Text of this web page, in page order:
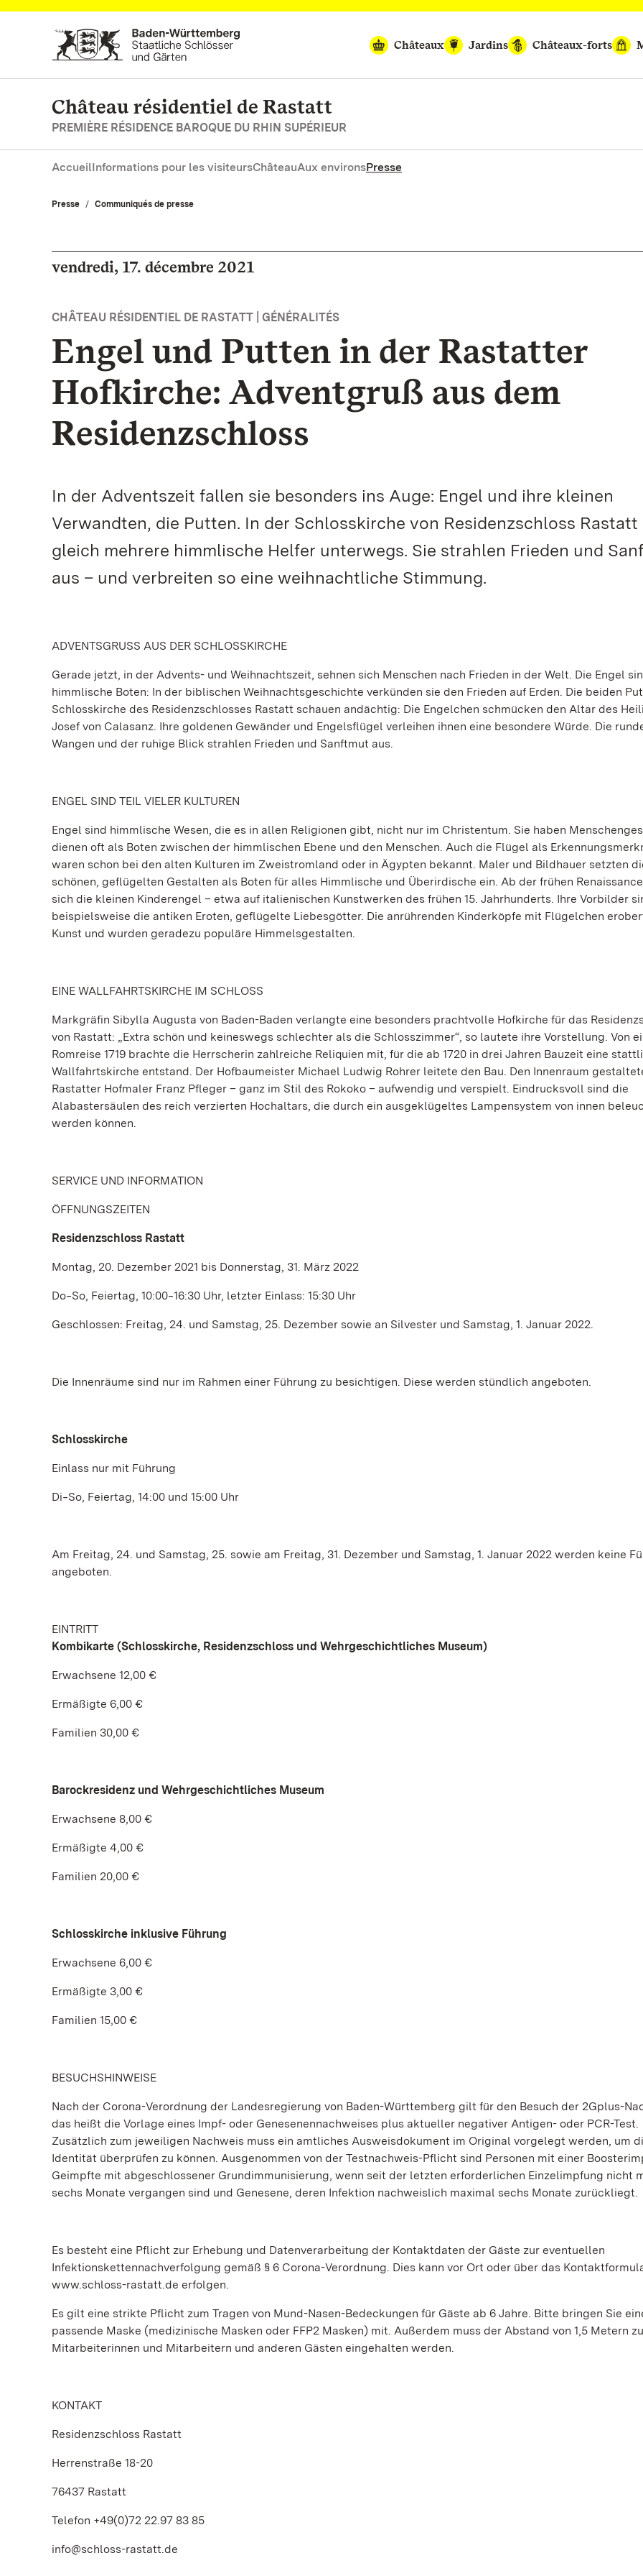
Vers la page d’accueil
Châteaux
Jardins Châteaux-forts
Château résidentiel de Rastatt
PREMIÈRE RÉSIDENCE BAROQUE DU RHIN SUPÉRIEUR
AccueilInformations pour les visiteursChâteauAux environsPresse
Presse Communiqués de presse
vendredi, 17. décembre 2021
CHÂTEAU RÉSIDENTIEL DE RASTATT | GÉNÉRALITÉS
Engel und Putten in der Rastatter
Hofkirche: Adventgruß aus dem
Residenzschloss
In der Adventszeit fallen sie besonders ins Auge: Engel und ihre kleinen
Verwandten, die Putten. In der Schlosskirche von Residenzschloss Rastatt
gleich mehrere himmlische Helfer unterwegs. Sie strahlen Frieden und
aus – und verbreiten so eine weihnachtliche Stimmung.
ADVENTSGRUSS AUS DER SCHLOSSKIRCHE
Gerade jetzt, in der Advents- und Weihnachtszeit, sehnen sich Menschen nach Frieden in der Welt. Die Engel
himmlische Boten: In der biblischen Weihnachtsgeschichte verkünden sie den Frieden auf Erden. Die beiden
Schlosskirche des Residenzschlosses Rastatt schauen andächtig: Die Engelchen schmücken den Altar des
Josef von Calasanz. Ihre goldenen Gewänder und Engelsflügel verleihen ihnen eine besondere Würde. Die
Wangen und der ruhige Blick strahlen Frieden und Sanftmut aus.
ENGEL SIND TEIL VIELER KULTUREN
Engel sind himmlische Wesen, die es in allen Religionen gibt, nicht nur im Christentum. Sie haben
dienen oft als Boten zwischen der himmlischen Ebene und den Menschen. Auch die Flügel als
waren schon bei den alten Kulturen im Zweistromland oder in Ägypten bekannt. Maler und Bildhauer setzten
schönen, geflügelten Gestalten als Boten für alles Himmlische und Überirdische ein. Ab der frühen
sich die kleinen Kinderengel – etwa auf italienischen Kunstwerken des frühen 15. Jahrhunderts. Ihre Vorbilder
beispielsweise die antiken Eroten, geflügelte Liebesgötter. Die anrührenden Kinderköpfe mit Flügelchen
Kunst und wurden geradezu populäre Himmelsgestalten.
EINE WALLFAHRTSKIRCHE IM SCHLOSS
Markgräfin Sibylla Augusta von Baden-Baden verlangte eine besonders prachtvolle Hofkirche für das
von Rastatt: „Extra schön und keineswegs schlechter als die Schlosszimmer“, so lautete ihre Vorstellung. Von
Romreise 1719 brachte die Herrscherin zahlreiche Reliquien mit, für die ab 1720 in drei Jahren Bauzeit eine
Wallfahrtskirche entstand. Der Hofbaumeister Michael Ludwig Rohrer leitete den Bau. Den Innenraum
Rastatter Hofmaler Franz Pfleger – ganz im Stil des Rokoko – aufwendig und verspielt. Eindrucksvoll sind die
Alabastersäulen des reich verzierten Hochaltars, die durch ein ausgeklügeltes Lampensystem von innen
werden können.
SERVICE UND INFORMATION
ÖFFNUNGSZEITEN
Residenzschloss Rastatt
Montag, 20. Dezember 2021 bis Donnerstag, 31. März 2022
Do‒So, Feiertag, 10:00‒16:30 Uhr, letzter Einlass: 15:30 Uhr
Geschlossen: Freitag, 24. und Samstag, 25. Dezember sowie an Silvester und Samstag, 1. Januar 2022.
Die Innenräume sind nur im Rahmen einer Führung zu besichtigen. Diese werden stündlich angeboten.
Schlosskirche
Einlass nur mit Führung
Di‒So, Feiertag, 14:00 und 15:00 Uhr
Am Freitag, 24. und Samstag, 25. sowie am Freitag, 31. Dezember und Samstag, 1. Januar 2022 werden keine
angeboten.
EINTRITT
Kombikarte (Schlosskirche, Residenzschloss und Wehrgeschichtliches Museum)
Erwachsene 12,00 €
Ermäßigte 6,00 €
Familien 30,00 €
Barockresidenz und Wehrgeschichtliches Museum
Erwachsene 8,00 €
Ermäßigte 4,00 €
Familien 20,00 €
Schlosskirche inklusive Führung
Erwachsene 6,00 €
Ermäßigte 3,00 €
Familien 15,00 €
BESUCHSHINWEISE
Nach der Corona-Verordnung der Landesregierung von Baden-Württemberg gilt für den Besuch der 2Gplus-
das heißt die Vorlage eines Impf- oder Genesenennachweises plus aktueller negativer Antigen- oder PCR-Test.
Zusätzlich zum jeweiligen Nachweis muss ein amtliches Ausweisdokument im Original vorgelegt werden, um
Identität überprüfen zu können. Ausgenommen von der Testnachweis-Pflicht sind Personen mit einer
Geimpfte mit abgeschlossener Grundimmunisierung, wenn seit der letzten erforderlichen Einzelimpfung nicht
sechs Monate vergangen sind und Genesene, deren Infektion nachweislich maximal sechs Monate zurückliegt.
Es besteht eine Pflicht zur Erhebung und Datenverarbeitung der Kontaktdaten der Gäste zur eventuellen
Infektionskettennachverfolgung gemäß § 6 Corona-Verordnung. Dies kann vor Ort oder über das
www.schloss-rastatt.de erfolgen.
Es gilt eine strikte Pflicht zum Tragen von Mund-Nasen-Bedeckungen für Gäste ab 6 Jahre. Bitte bringen Sie
passende Maske (medizinische Masken oder FFP2 Masken) mit. Außerdem muss der Abstand von 1,5 Metern zu
Mitarbeiterinnen und Mitarbeitern und anderen Gästen eingehalten werden.
KONTAKT
Residenzschloss Rastatt
Herrenstraße 18-20
76437 Rastatt
Telefon +49(0)72 22.97 83 85
info@schloss-rastatt.de